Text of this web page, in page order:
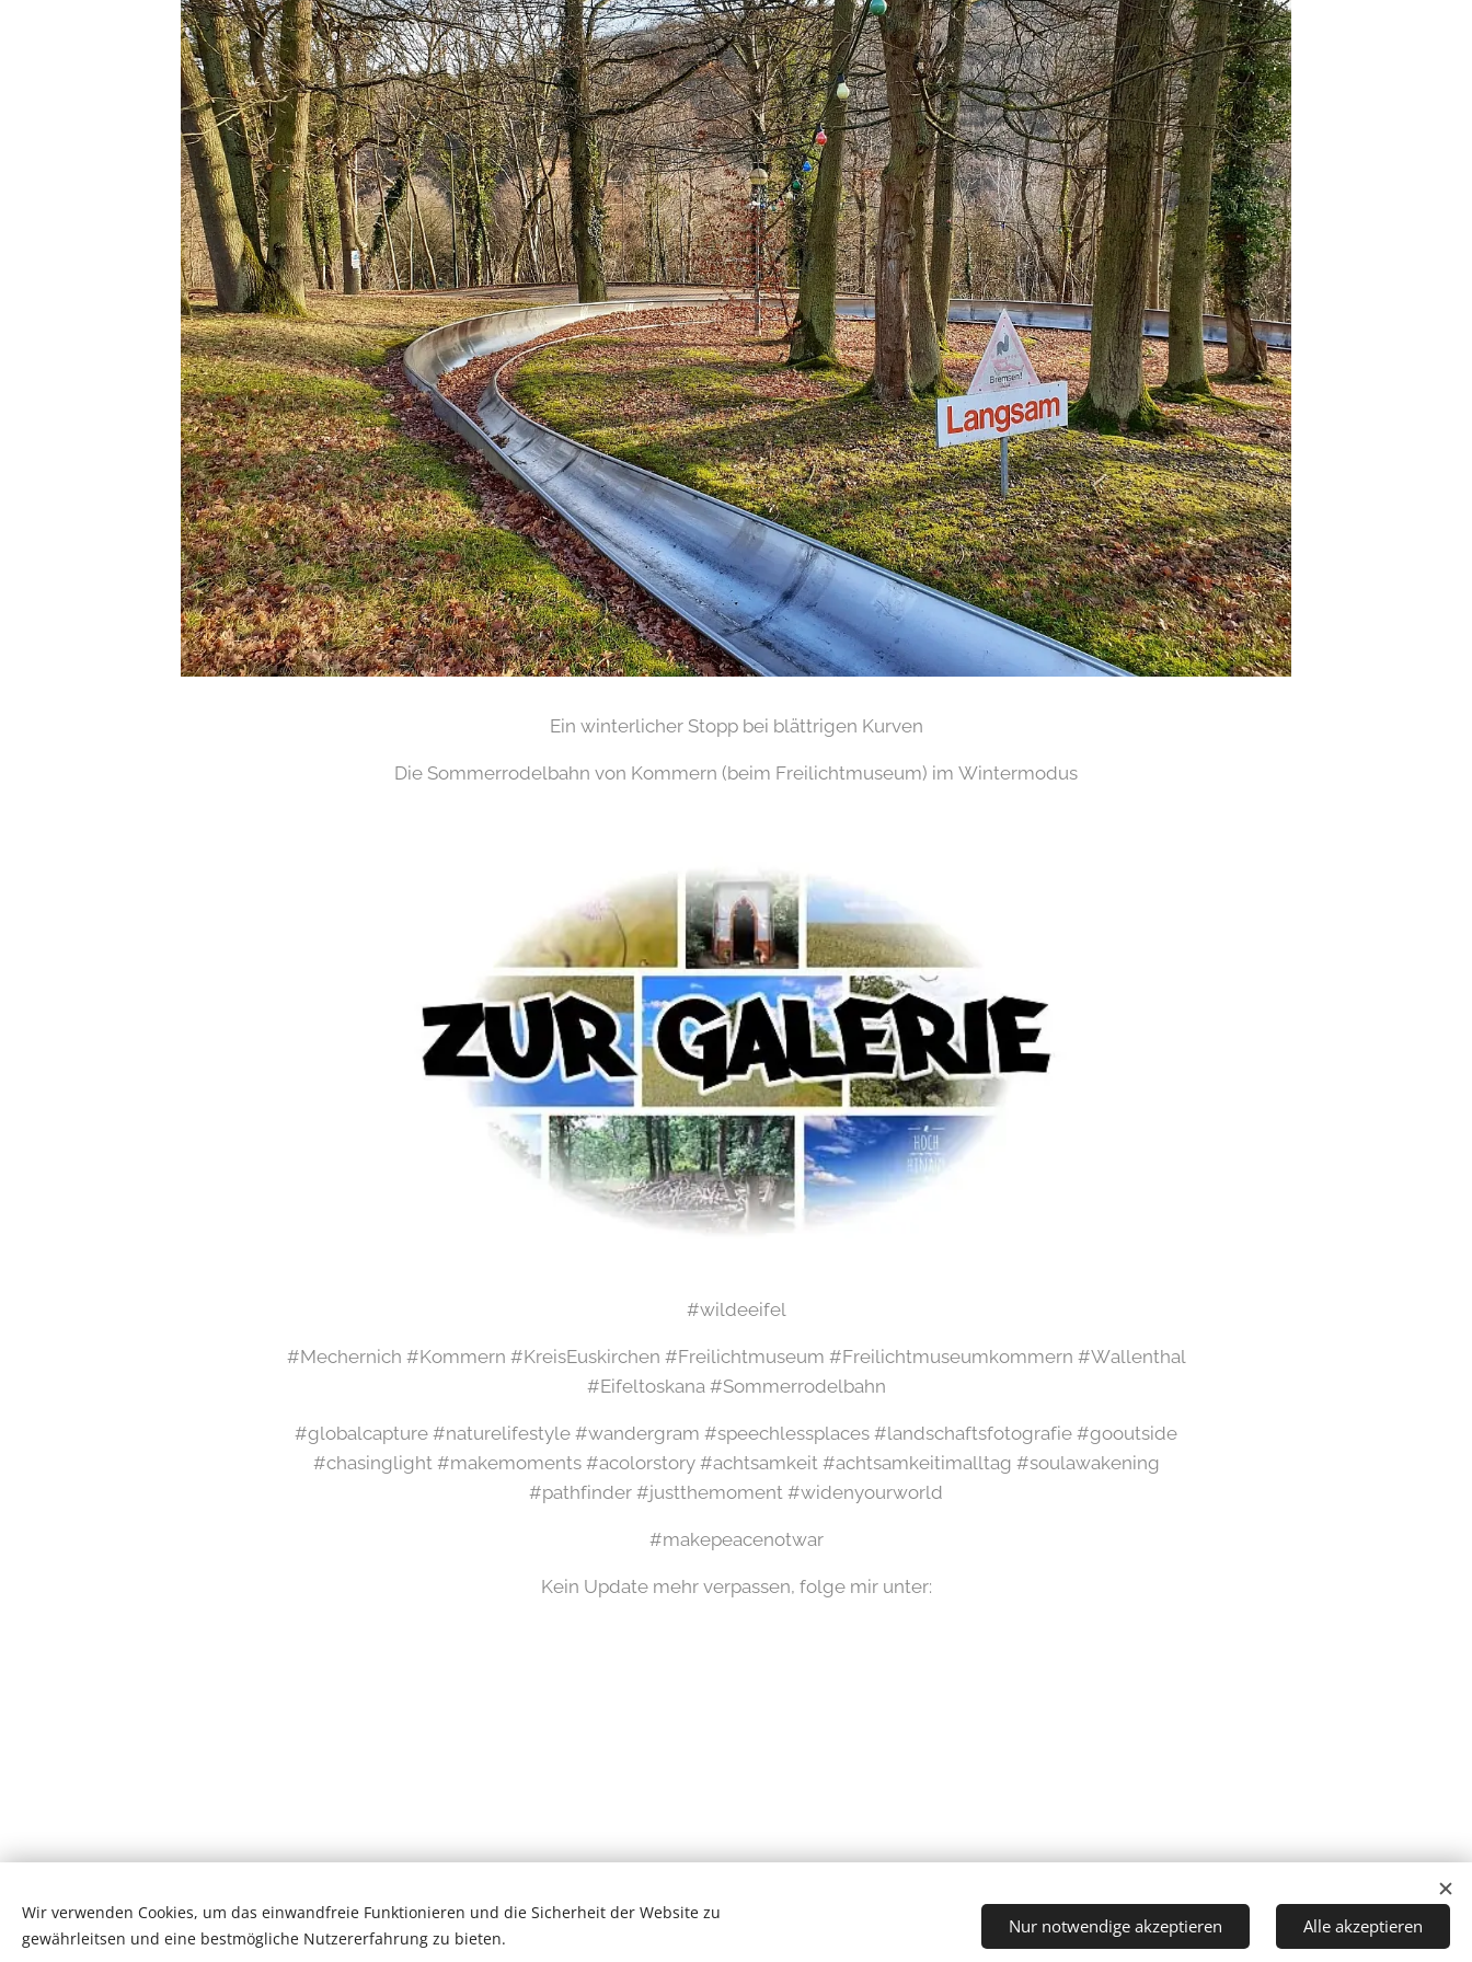
Ein winterlicher Stopp bei blättrigen Kurven
Die Sommerrodelbahn von Kommern (beim Freilichtmuseum) im Wintermodus
#wildeeifel
#Mechernich #Kommern #KreisEuskirchen #Freilichtmuseum #Freilichtmuseumkommern #Wallenthal
#Eifeltoskana #Sommerrodelbahn
#globalcapture #naturelifestyle #wandergram #speechlessplaces #landschaftsfotografie #gooutside
#chasinglight #makemoments #acolorstory #achtsamkeit #achtsamkeitimalltag #soulawakening
#pathfinder #justthemoment #widenyourworld
#makepeacenotwar
Kein Update mehr verpassen, folge mir unter:
Wilde Eifel © 2026
Wir verwenden Cookies, um das einwandfreie Funktionieren und die Sicherheit der Website zu
gewährleitsen und eine bestmögliche Nutzererfahrung zu bieten.
Nur notwendige akzeptieren Alle akzeptieren